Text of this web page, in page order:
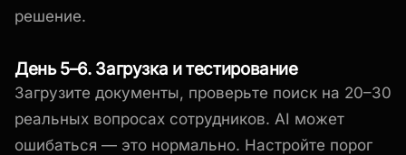
решение.
День 5–6. Загрузка и тестирование
Загрузите документы, проверьте поиск на 20–30
реальных вопросах сотрудников. AI может
ошибаться — это нормально. Настройте порог